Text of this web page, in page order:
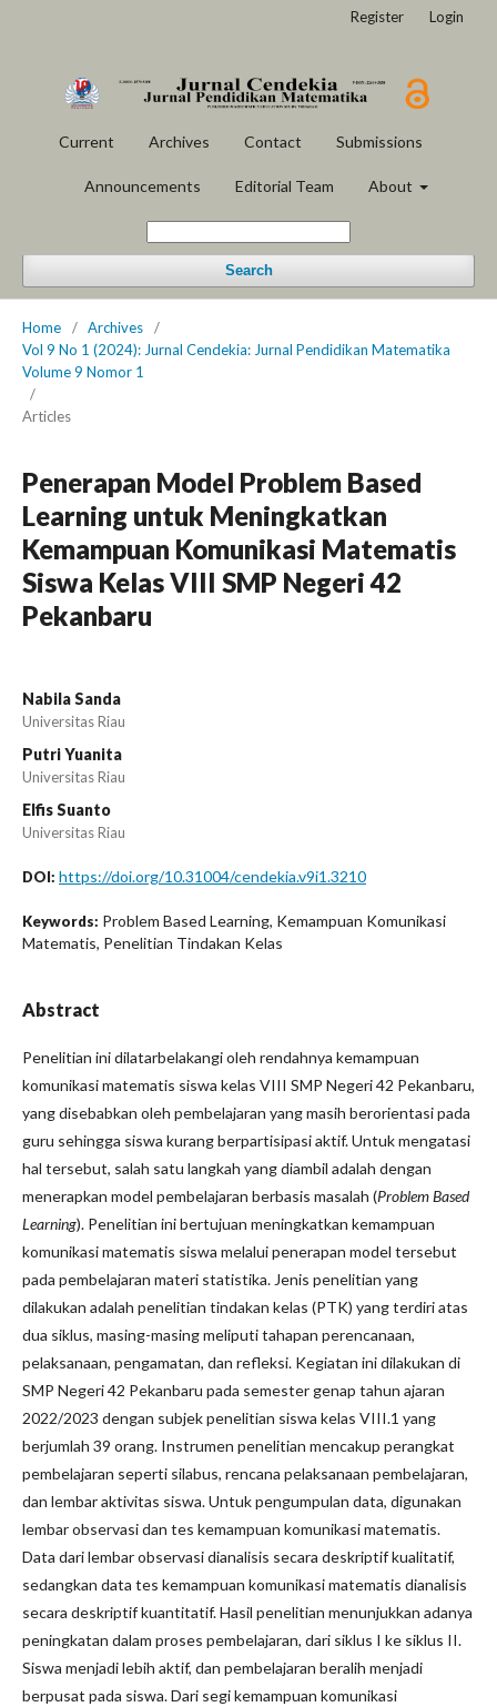
Current Archives Contact Submissions
Announcements Editorial Team About
Search
Register Login
Home / Archives
/
Vol 9 No 1 (2024): Jurnal Cendekia: Jurnal Pendidikan Matematika
Volume 9 Nomor 1
/
Articles
Penerapan Model Problem Based
Learning untuk Meningkatkan
Kemampuan Komunikasi Matematis
Siswa Kelas VIII SMP Negeri 42
Pekanbaru
Nabila Sanda
Universitas Riau
Putri Yuanita
Universitas Riau
Elfis Suanto
Universitas Riau
DOI: https://doi.org/10.31004/cendekia.v9i1.3210
Keywords: Problem Based Learning, Kemampuan Komunikasi
Matematis, Penelitian Tindakan Kelas
Abstract
Penelitian ini dilatarbelakangi oleh rendahnya kemampuan
komunikasi matematis siswa kelas VIII SMP Negeri 42 Pekanbaru,
yang disebabkan oleh pembelajaran yang masih berorientasi pada
guru sehingga siswa kurang berpartisipasi aktif. Untuk mengatasi
hal tersebut, salah satu langkah yang diambil adalah dengan
menerapkan model pembelajaran berbasis masalah (Problem Based
Learning). Penelitian ini bertujuan meningkatkan kemampuan
komunikasi matematis siswa melalui penerapan model tersebut
pada pembelajaran materi statistika. Jenis penelitian yang
dilakukan adalah penelitian tindakan kelas (PTK) yang terdiri atas
dua siklus, masing-masing meliputi tahapan perencanaan,
pelaksanaan, pengamatan, dan refleksi. Kegiatan ini dilakukan di
SMP Negeri 42 Pekanbaru pada semester genap tahun ajaran
2022/2023 dengan subjek penelitian siswa kelas VIII.1 yang
berjumlah 39 orang. Instrumen penelitian mencakup perangkat
pembelajaran seperti silabus, rencana pelaksanaan pembelajaran,
dan lembar aktivitas siswa. Untuk pengumpulan data, digunakan
lembar observasi dan tes kemampuan komunikasi matematis.
Data dari lembar observasi dianalisis secara deskriptif kualitatif,
sedangkan data tes kemampuan komunikasi matematis dianalisis
secara deskriptif kuantitatif. Hasil penelitian menunjukkan adanya
peningkatan dalam proses pembelajaran, dari siklus I ke siklus II.
Siswa menjadi lebih aktif, dan pembelajaran beralih menjadi
berpusat pada siswa. Dari segi kemampuan komunikasi